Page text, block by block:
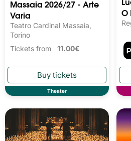
Massaia 2026/27 - Arte
Varia
Teatro Cardinal Massaia,
Torino
Tickets from 11.00€
Theater
O